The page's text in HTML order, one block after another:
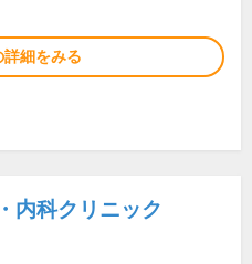
詳細をみる
内科クリニック